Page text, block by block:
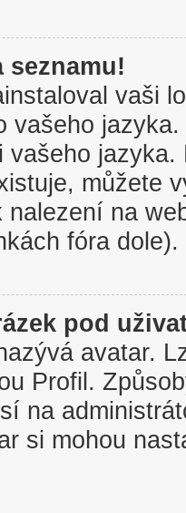
seznamu!
vaši
vašeho
vašeho
můžete
na
fóra dole).
pod
avatar.
Profil.
na
si mohou